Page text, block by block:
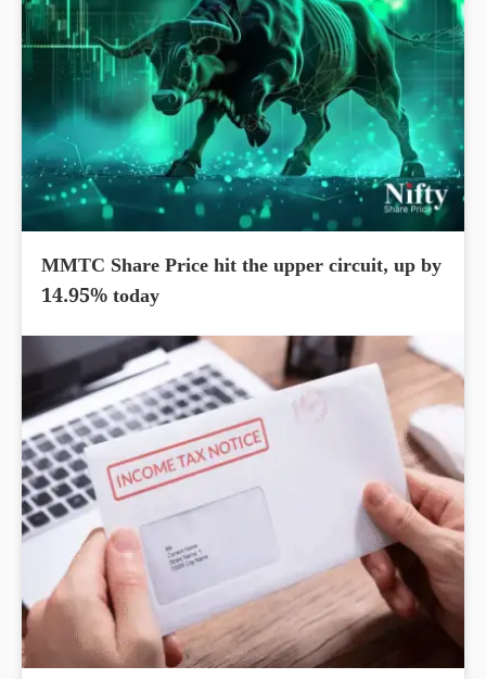
MMTC Share Price hit the upper circuit, up by
14.95% today